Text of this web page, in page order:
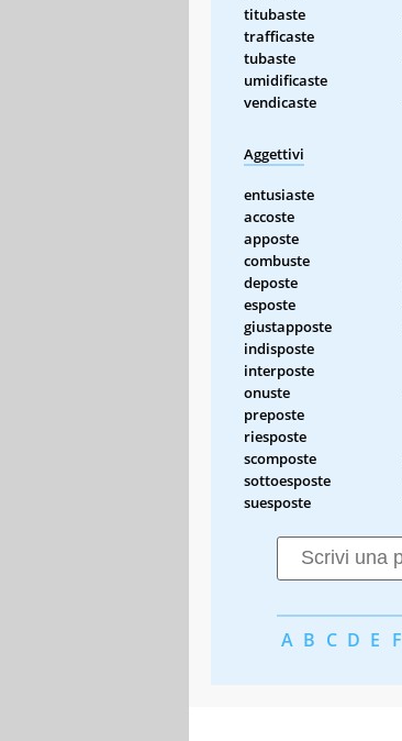
titubaste
trafficaste
tubaste
umidificaste
vendicaste
Aggettivi
entusiaste
accoste
apposte
combuste
deposte
esposte
giustapposte
indisposte
interposte
onuste
preposte
riesposte
scomposte
sottoesposte
suesposte
A B C D E F